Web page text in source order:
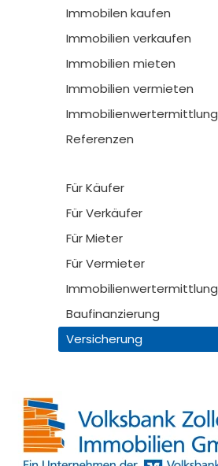
Immobilen kaufen
Immobilien verkaufen
Immobilien mieten
Immobilien vermieten
Immobilienwertermittlung
Referenzen
Für Käufer
Für Verkäufer
Für Mieter
Für Vermieter
Immobilienwertermittlung
Baufinanzierung
Versicherung